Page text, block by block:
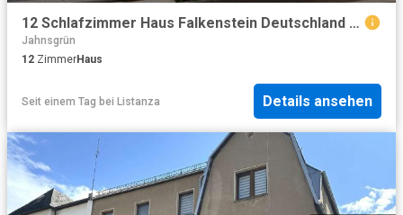
12 Schlafzimmer Haus Falkenstein Deutschland 104801002
Jahnsgrün
12 ZimmerHaus
Seit einem Tag bei Listanza Details ansehen